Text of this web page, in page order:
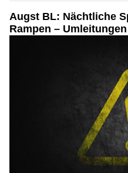
Augst BL: Nächtliche
Rampen –